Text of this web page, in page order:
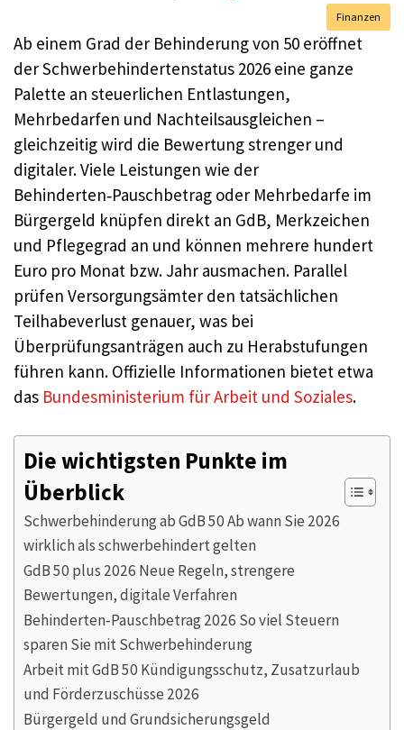
Finanzen
Ab einem Grad der Behinderung von 50 eröffnet
der Schwerbehindertenstatus 2026 eine ganze
Palette an steuerlichen Entlastungen,
Mehrbedarfen und Nachteilsausgleichen –
gleichzeitig wird die Bewertung strenger und
digitaler. Viele Leistungen wie der
Behinderten‑Pauschbetrag oder Mehrbedarfe im
Bürgergeld knüpfen direkt an GdB, Merkzeichen
und Pflegegrad an und können mehrere hundert
Euro pro Monat bzw. Jahr ausmachen. Parallel
prüfen Versorgungsämter den tatsächlichen
Teilhabeverlust genauer, was bei
Überprüfungsanträgen auch zu Herabstufungen
führen kann. Offizielle Informationen bietet etwa
das Bundesministerium für Arbeit und Soziales.
Die wichtigsten Punkte im
Überblick
Schwerbehinderung ab GdB 50 Ab wann Sie 2026
wirklich als schwerbehindert gelten
GdB 50 plus 2026 Neue Regeln, strengere
Bewertungen, digitale Verfahren
Behinderten‑Pauschbetrag 2026 So viel Steuern
sparen Sie mit Schwerbehinderung
Arbeit mit GdB 50 Kündigungsschutz, Zusatzurlaub
und Förderzuschüsse 2026
Bürgergeld und Grundsicherungsgeld